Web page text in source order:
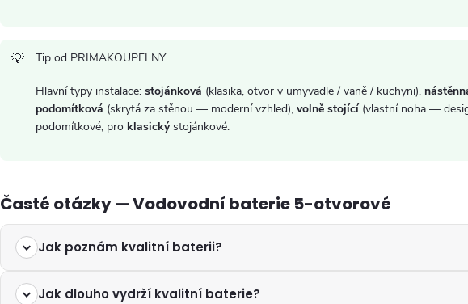
u
Tip od PRIMAKOUPELNY
Hlavní typy instalace: stojánková (klasika, otvor v umyvadle / vaně / kuchyni),
podomítková (skrytá za stěnou — moderní vzhled), volně stojící (vlastní noha —
podomítkové, pro klasickýstojánkové.
Časté otázky — Vodovodní baterie 5-otvorové
Jak poznám kvalitní baterii?
Jak dlouho vydrží kvalitní baterie?